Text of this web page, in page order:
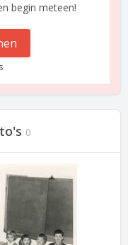
begin meteen!
0